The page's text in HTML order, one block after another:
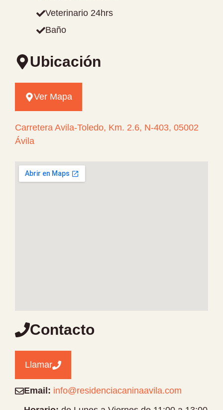
Veterinario 24hrs
Baño
Ubicación
Ver Mapa
Carretera Avila-Toledo, Km. 2.6, N-403, 05002
Ávila
Contacto
Llamar
Email: info@residenciacaninaavila.com